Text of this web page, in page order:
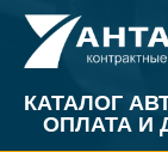
КАТАЛОГ
ОПЛАТА И